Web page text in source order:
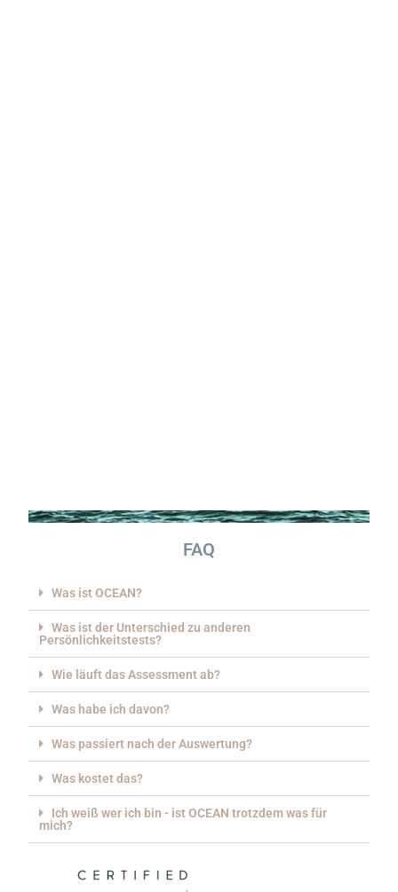
...
FAQ
Was ist OCEAN?
Was ist der Unterschied zu anderen
Persönlichkeitstests?
Wie läuft das Assessment ab?
Was habe ich davon?
Was passiert nach der Auswertung?
Was kostet das?
Ich weiß wer ich bin - ist OCEAN trotzdem was für
mich?